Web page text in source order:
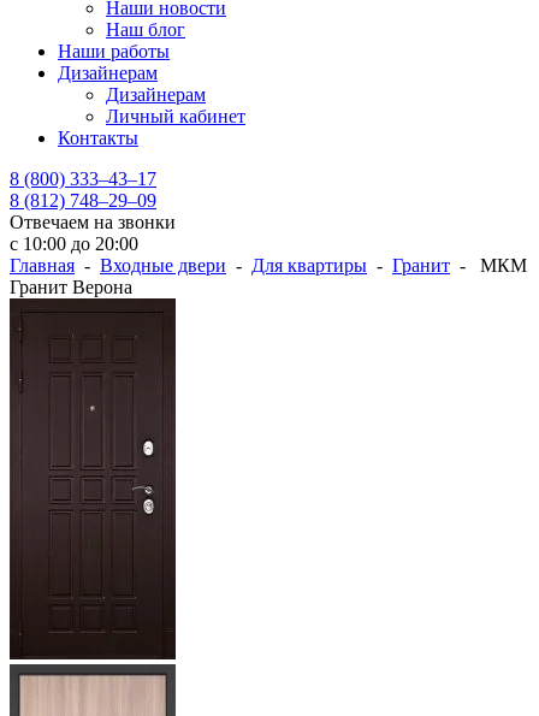
Наши новости
Наш блог
Наши работы
Дизайнерам
Дизайнерам
Личный кабинет
Контакты
8 (800) 333–43–17
8 (812) 748–29–09
Отвечаем на звонки
с 10:00 до 20:00
Главная - Входные двери - Для квартиры - Гранит - МКМ
Гранит Верона